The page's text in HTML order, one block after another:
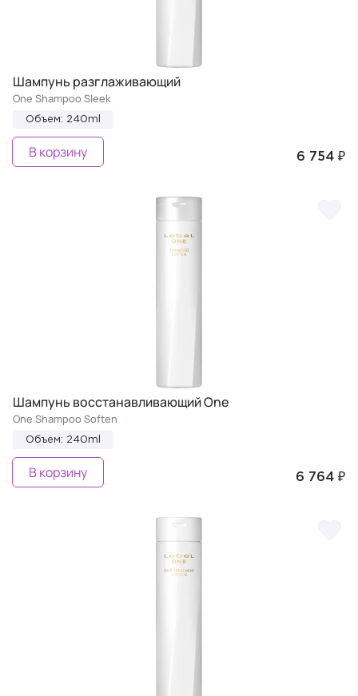
Шампунь разглаживающий
One Shampoo Sleek
Объем: 240ml
6 754 ₽
В корзину
Шампунь восстанавливающий One
One Shampoo Soften
Объем: 240ml
6 764 ₽
В корзину